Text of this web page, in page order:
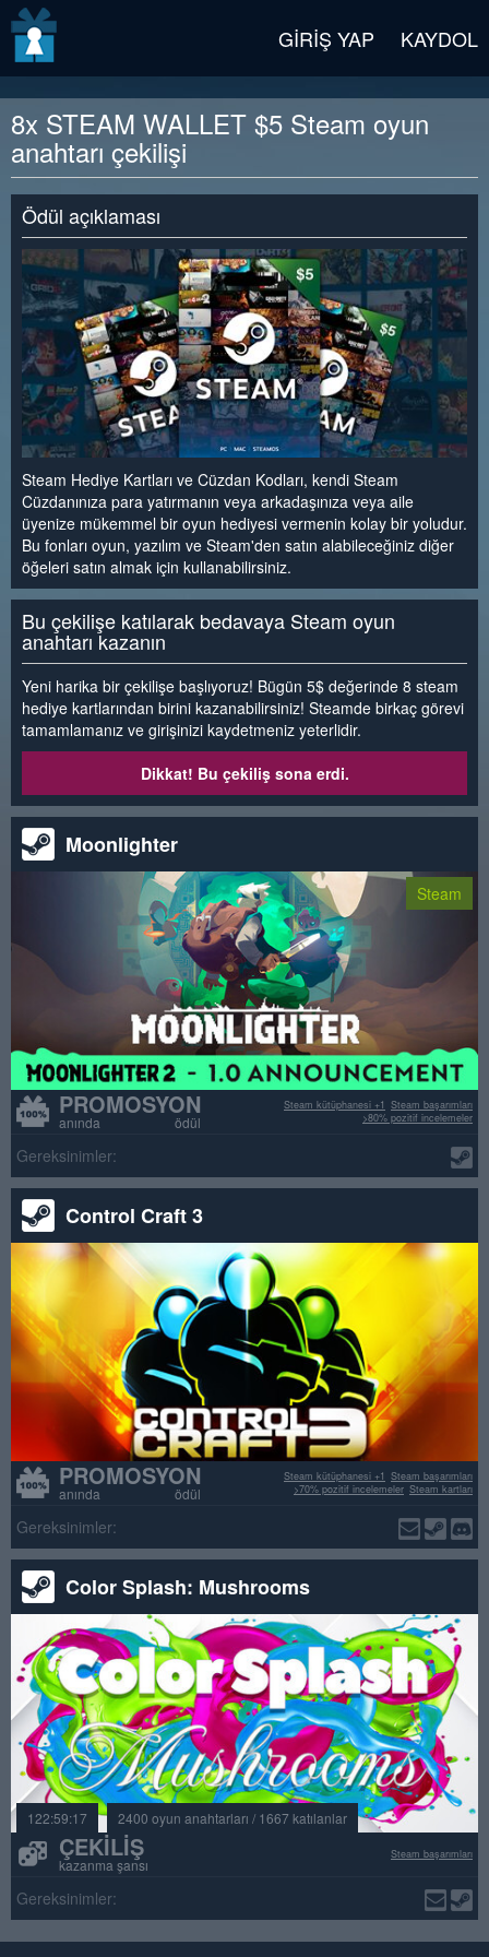
GIRIŞ YAP KAYDOL
8x STEAM WALLET $5 Steam oyun
anahtarı çekilişi
Ödül açıklaması
Steam Hediye Kartları ve Cüzdan Kodları, kendi Steam
Cüzdanınıza para yatırmanın veya arkadaşınıza veya aile
üyenize mükemmel bir oyun hediyesi vermenin kolay bir yoludur.
Bu fonları oyun, yazılım ve Steam'den satın alabileceğiniz diğer
öğeleri satın almak için kullanabilirsiniz.
Bu çekilişe katılarak bedavaya Steam oyun
anahtarı kazanın
Yeni harika bir çekilişe başlıyoruz! Bügün 5$ değerinde 8 steam
hediye kartlarından birini kazanabilirsiniz! Steamde birkaç görevi
tamamlamanız ve girişinizi kaydetmeniz yeterlidir.
Dikkat! Bu çekiliş sona erdi.
Moonlighter
Steam
PROMOSYON
anında ödül
Steam başarımları
Steam kütüphanesi +1
>80% pozitif incelemeler
Gereksinimler:
Control Craft 3
PROMOSYON
anında ödül
Steam başarımları
Steam kütüphanesi +1
Steam kartları
>70% pozitif incelemeler
Gereksinimler:
Color Splash: Mushrooms
122:59:17 2400 oyun anahtarları / 1667 katılanlar
ÇEKILIŞ
kazanma şansı
Steam başarımları
Gereksinimler: